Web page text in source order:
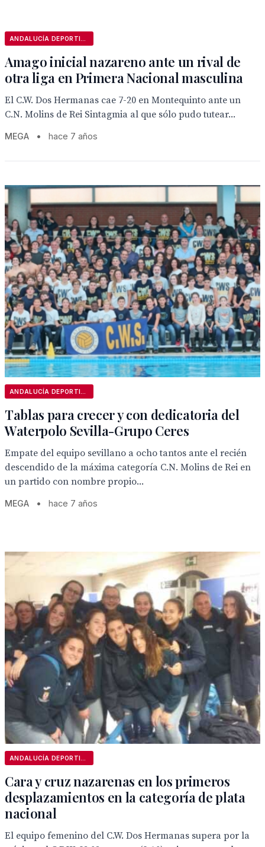
Amago inicial nazareno ante un rival de
otra liga en Primera Nacional masculina
El C.W. Dos Hermanas cae 7-20 en Montequinto ante un
C.N. Molins de Rei Sintagmia al que sólo pudo tutear...
MEGA • hace 7 años
Tablas para crecer y con dedicatoria del
Waterpolo Sevilla-Grupo Ceres
Empate del equipo sevillano a ocho tantos ante el recién
descendido de la máxima categoría C.N. Molins de Rei en
un partido con nombre propio...
MEGA • hace 7 años
Cara y cruz nazarenas en los primeros
desplazamientos en la categoría de plata
nacional
El equipo femenino del C.W. Dos Hermanas supera por la